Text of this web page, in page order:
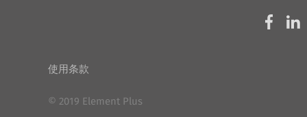
使用条款
© 2019 Element Plus